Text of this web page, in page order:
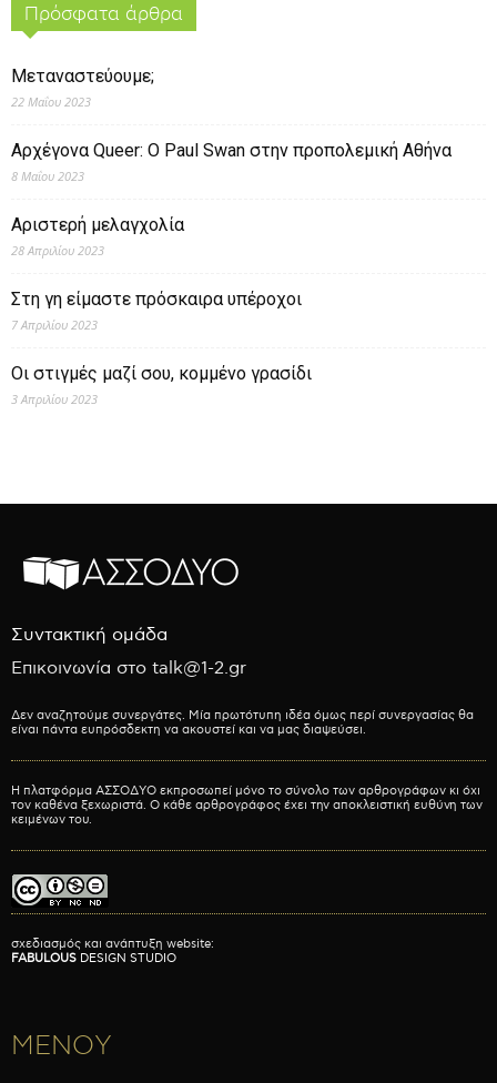
Πρόσφατα άρθρα
Μεταναστεύουμε;
22 Μαΐου 2023
Αρχέγονα Queer: O Paul Swan στην προπολεμική Αθήνα
8 Μαΐου 2023
Αριστερή μελαγχολία
28 Απριλίου 2023
Στη γη είμαστε πρόσκαιρα υπέροχοι
7 Απριλίου 2023
Οι στιγμές μαζί σου, κομμένο γρασίδι
3 Απριλίου 2023
Συντακτική ομάδα
Επικοινωνία στο talk@1-2.gr
Δεν αναζητούμε συνεργάτες. Μία πρωτότυπη ιδέα όμως περί συνεργασίας θα
είναι πάντα ευπρόσδεκτη να ακουστεί και να μας διαψεύσει.
Η πλατφόρμα ΑΣΣΟΔΥΟ εκπροσωπεί μόνο το σύνολο των αρθρογράφων κι όχι
τον καθένα ξεχωριστά. Ο κάθε αρθρογράφος έχει την αποκλειστική ευθύνη των
κειμένων του.
σχεδιασμός και ανάπτυξη website:
FABULOUS DESIGN STUDIO
ΜΕΝΟΥ